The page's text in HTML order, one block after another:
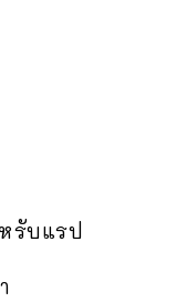
รับแรป